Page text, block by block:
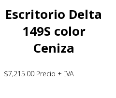
Escritorio Delta
149S color
Ceniza
$7,215.00 Precio + IVA